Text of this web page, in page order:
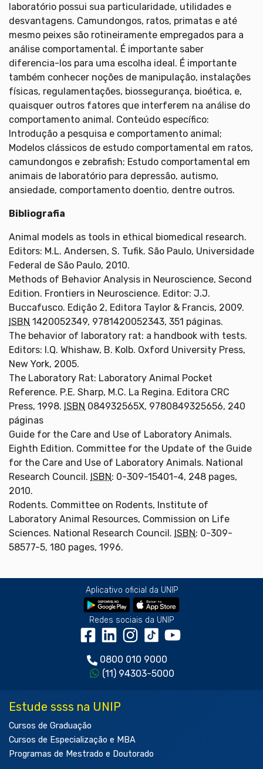
laboratório possui sua particularidade, utilidades e
desvantagens. Camundongos, ratos, primatas e até
mesmo peixes são rotineiramente empregados para a
análise comportamental. É importante saber
diferencia-los para uma escolha ideal. É importante
também conhecer noções de manipulação, instalações
físicas, regulamentações, biossegurança, bioética, e,
quaisquer outros fatores que interferem na análise do
comportamento animal. Conteúdo específico:
Introdução a pesquisa e comportamento animal;
Modelos clássicos de estudo comportamental em ratos,
camundongos e zebrafish; Estudo comportamental em
animais de laboratório para depressão, autismo,
ansiedade, comportamento doentio, dentre outros.
Bibliografia
Animal models as tools in ethical biomedical research.
Editors: M.L. Andersen, S. Tufik. São Paulo, Universidade
Federal de São Paulo, 2010.
Methods of Behavior Analysis in Neuroscience, Second
Edition. Frontiers in Neuroscience. Editor: J.J.
Buccafusco. Edição 2, Editora Taylor & Francis, 2009.
ISBN 1420052349, 9781420052343, 351 páginas.
The behavior of laboratory rat: a handbook with tests.
Editors: I.Q. Whishaw, B. Kolb. Oxford University Press,
New York, 2005.
The Laboratory Rat: Laboratory Animal Pocket
Reference. P.E. Sharp, M.C. La Regina. Editora CRC
Press, 1998. ISBN 084932565X, 9780849325656, 240
páginas
Guide for the Care and Use of Laboratory Animals.
Eighth Edition. Committee for the Update of the Guide
for the Care and Use of Laboratory Animals. National
Research Council. ISBN: 0-309-15401-4, 248 pages,
2010.
Rodents. Committee on Rodents, Institute of
Laboratory Animal Resources, Commission on Life
Sciences. National Research Council. ISBN: 0-309-
58577-5, 180 pages, 1996.
Aplicativo oficial da UNIP
Redes sociais da UNIP
0800 010 9000
(11) 94303-5000
Estude ssss na UNIP
Cursos de Graduação
Cursos de Especialização e MBA
Programas de Mestrado e Doutorado